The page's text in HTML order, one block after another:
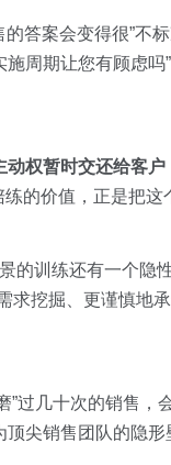
答案会变得很”不
周期让您有顾虑吗
动权暂时交还给客
的价值，正是把这
的训练还有一个隐
求挖掘、更谨慎地
”过几十次的销售
尖销售团队的隐形